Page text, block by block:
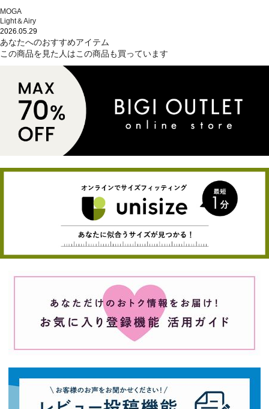
MOGA
Light＆Airy
2026.05.29
あなたへのおすすめアイテム
この商品を見た人はこの商品も買っています